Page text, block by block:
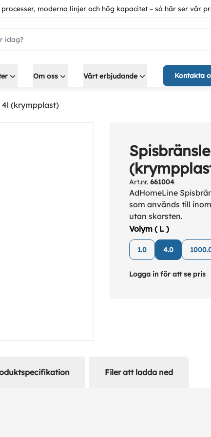
moderna linjer och hög kapacitet – så här ser vår
Om oss Vårt erbjudande Kontakta
4l (krympplast)
Art.nr. 661004
AdHomeLine
som används till
utan skorsten.
Volym ( L )
1.0 4.0
Logga in för att se pris
Filer att ladda ned